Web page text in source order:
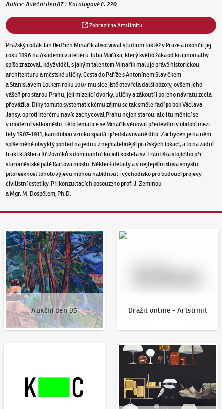
Aukce: Aukční den 87/Katalogovéč.220
Zobrazit na Artslimitu
Pražský rodák Jan Bedřich Minařík absolvoval studium taktéž v Praze a ukončil jej
roku 1896 na Akademii v ateliéru Julia Mařáka, který svého žáka od krajinomalby
spíše zrazoval, když viděl, s jakým talentem Minařík maluje právě historickou
architekturu a městské uličky. Cesta do Paříže s Antonínem Slavíčkem
a Stanislavem Lolkem roku 1907 mu sice jistě otevřela další obzory, ovšem jeho
vášeň pro starou Prahu, její mizející dvorky, uličky a zákoutí i po jeho návratu zcela
převážila. Díky tomuto systematickému zájmu se tak směle řadí po bok Václava
Jansy, oproti kterému navíc zachycoval Prahu nejen starou, ale i tu měnící se
v moderní velkoměsto. Této tematice se Minařík věnoval především v období mezi
lety 1907–1911, kam dobou vzniku spadá i představované dílo. Zachycen je na něm
spíše méně obvyklý pohled na jednu z nejmalebnější pražských lokací, a to na zadní
trakt kláštera Křižovníků s dominantní kupolí kostela sv. Františka stojícího při
staroměstské patě Karlova mostu. Některé detaily a v nejlepším slova smyslu
pitoresknost tohoto výjevu mohou nabídnout i východisko pro budoucí projevy
civilistní estetiky. Při konzultacích posouzeno prof. J. Zeminou
a Mgr. M. Dospělem, Ph.D.
Aukční den 95
Aukční den 95
Dražit online - Artslimit
Dražit online - Artslimit
Aktuality